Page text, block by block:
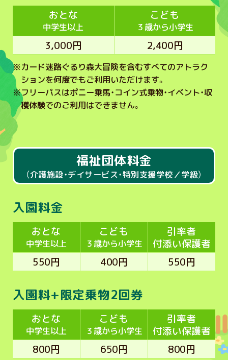
おとな
中学生以上
こども
３歳から小学生
3,000円 2,400円
※カード迷路ぐるり森大冒険を含むすべてのアトラク
ションを何度でもご利用いただけます。
※フリーパスはポニー乗馬・コイン式乗物・イベント・収
穫体験でのご利用はできません。
福祉団体料金
（介護施設・デイサービス・特別支援学校／学級）
入園料金
おとな
中学生以上
こども
３歳から小学生
引率者
付添い保護者
550円
400円 550円
入園料+限定乗物2回券
おとな
中学生以上
こども
３歳から小学生
引率者
付添い保護者
800円
650円 800円